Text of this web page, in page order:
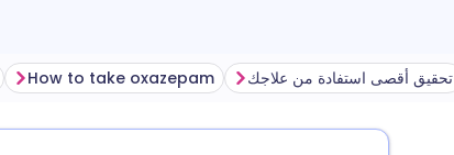
How to take oxazepam تحقيق أقصى استفادة من علاجك